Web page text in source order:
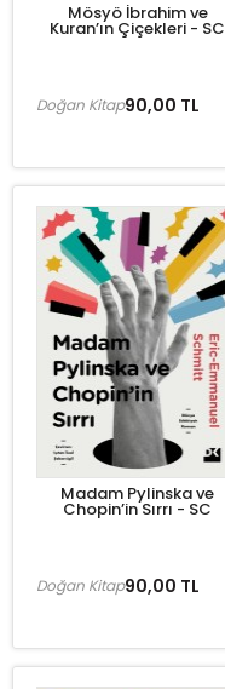
Mösyö İbrahim ve
Kuran’ın Çiçekleri - SC
90,00 TL
Doğan Kitap
Madam Pylinska ve
Chopin’in Sırrı - SC
90,00 TL
Doğan Kitap